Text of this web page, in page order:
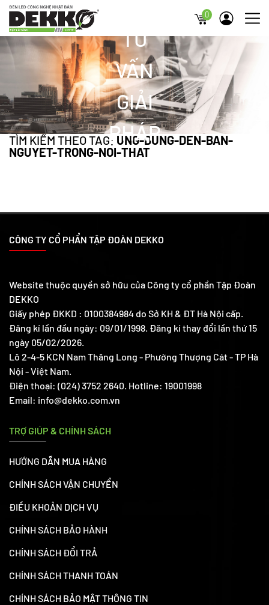
0
TƯ
VẤN
GIẢI
PHÁP
TÌM KIẾM THEO TAG: UNG-DUNG-DEN-BAN-
NGUYET-TRONG-NOI-THAT
CÔNG TY CỔ PHẨN TẬP ĐOÀN DEKKO
Website thuộc quyền sở hữu của Công ty cổ phần Tập Đoàn
DEKKO
Giấy phép ĐKKD : 0100384984 do Sở KH & ĐT Hà Nội cấp.
Đăng kí lần đầu ngày: 09/01/1998. Đăng kí thay đổi lần thứ 15
ngày 05/02/2026.
Lô 2-4-5 KCN Nam Thăng Long - Phường Thượng Cát - TP Hà
Nội - Việt Nam.
Điện thoại: (024) 3752 2640. Hotline: 19001998
Email: info@dekko.com.vn
TRỢ GIÚP & CHÍNH SÁCH
HƯỚNG DẪN MUA HÀNG
CHÍNH SÁCH VẬN CHUYỂN
ĐIỀU KHOẢN DỊCH VỤ
CHÍNH SÁCH BẢO HÀNH
CHÍNH SÁCH ĐỔI TRẢ
CHÍNH SÁCH THANH TOÁN
CHÍNH SÁCH BẢO MẬT THÔNG TIN